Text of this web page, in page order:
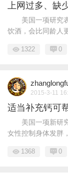
上网过多、缺
美国一项研究表
饮酒，会比同龄人
1322 0
2015-3-11
适当补充钙可
美国一项新研究
女性控制身体发胖
1368 0